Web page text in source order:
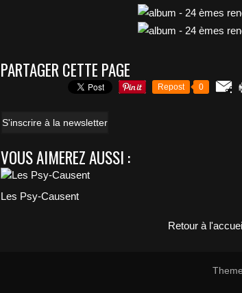
PARTAGER CETTE PAGE
Repost 0
S'inscrire à la newsletter
VOUS AIMEREZ AUSSI :
Les Psy-Causent
Retour à